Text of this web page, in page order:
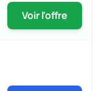
Voir l'offre